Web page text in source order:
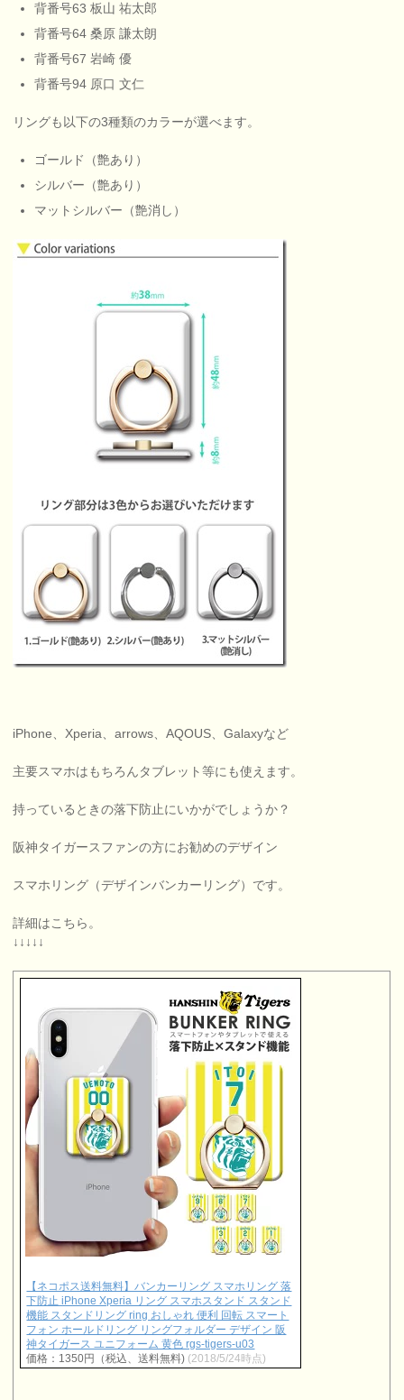
背番号63 板山 祐太郎
背番号64 桑原 謙太朗
背番号67 岩崎 優
背番号94 原口 文仁
リングも以下の3種類のカラーが選べます。
ゴールド（艶あり）
シルバー（艶あり）
マットシルバー（艶消し）
iPhone、Xperia、arrows、AQOUS、Galaxyなど
主要スマホはもちろんタブレット等にも使えます。
持っているときの落下防止にいかがでしょうか？
阪神タイガースファンの方にお勧めのデザイン
スマホリング（デザインバンカーリング）です。
詳細はこちら。
↓↓↓↓↓
【ネコポス送料無料】バンカーリング スマホリング 落
下防止 iPhone Xperia リング スマホスタンド スタンド
機能 スタンドリング ring おしゃれ 便利 回転 スマート
フォン ホールドリング リングフォルダー デザイン 阪
神タイガース ユニフォーム 黄色 rgs-tigers-u03
価格：1350円（税込、送料無料) (2018/5/24時点)